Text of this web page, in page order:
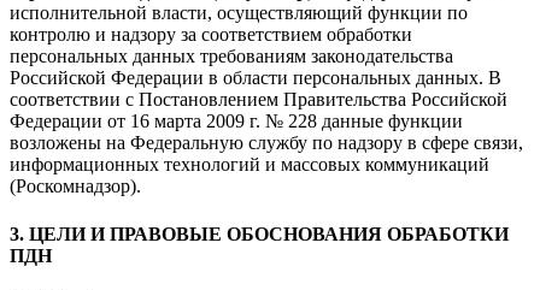
исполнительной власти, осуществляющий функции по
контролю и надзору за соответствием обработки
персональных данных требованиям законодательства
Российской Федерации в области персональных данных. В
соответствии с Постановлением Правительства Российской
Федерации от 16 марта 2009 г. № 228 данные функции
возложены на Федеральную службу по надзору в сфере связи,
информационных технологий и массовых коммуникаций
(Роскомнадзор).
3. ЦЕЛИ И ПРАВОВЫЕ ОБОСНОВАНИЯ ОБРАБОТКИ
ПДН